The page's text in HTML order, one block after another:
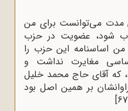
مدت می‌توانست برای من
شود، عضویت در حزب
من اساسنامه این حزب را
مغایرت نداشت و
که آقای حاج محمد خلیل
بر همین اصل بود